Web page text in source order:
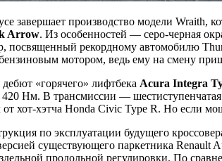
завершает производство модели Wraith,
Arrow. Из особенностей — серо-черная
посвященный рекордному автомобилю
мотором, ведь ему на смену
«горячего» лифтбека Acura Integra
420 Нм. В трансмиссии —
хот-хэтча Honda Civic Type R. Но если
по эксплуатации будущего
существующего паркетника Renault
продольной регулировки. По